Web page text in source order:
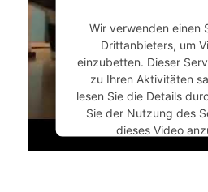
powered by
Management Platform
Wir verwenden einen
Drittanbieters, um
einzubetten. Dieser
zu Ihren Aktivitäten
lesen Sie die Details
Sie der Nutzung des
dieses Video